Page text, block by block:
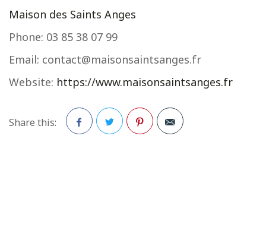
Maison des Saints Anges
Phone: 03 85 38 07 99
Email: contact@maisonsaintsanges.fr
Website: https://www.maisonsaintsanges.fr
Share this: